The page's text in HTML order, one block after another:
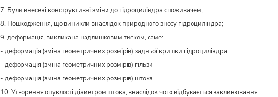
7. Були внесені конструктивні зміни до гідроциліндра споживачем;
8. Пошкодження, що виникли внаслідок природного зносу гідроциліндра;
9. деформація, викликана надлишковим тиском, саме:
- деформація (зміна геометричних розмірів) задньої кришки гідроциліндра
- деформація (зміна геометричних розмірів) гільзи
- деформація (зміна геометричних розмірів) штока
10. Утворення опуклості діаметром штока, внаслідок чого відбувається заклинювання.